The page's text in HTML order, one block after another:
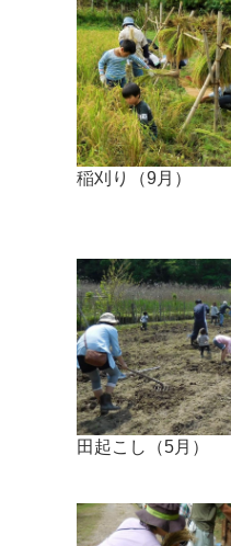
稲刈り（9月）
田起こし（5月）